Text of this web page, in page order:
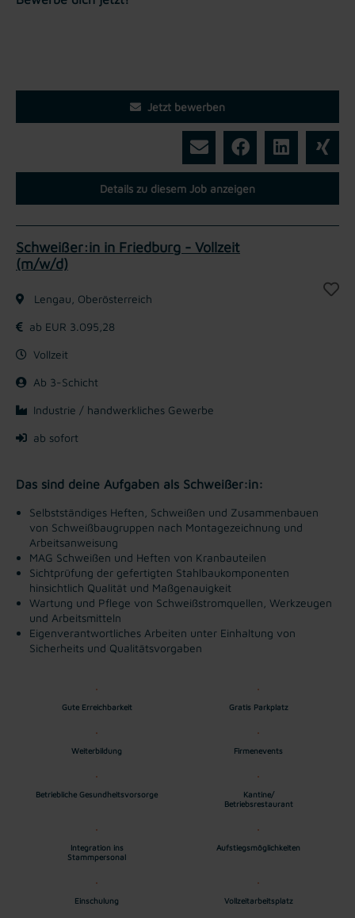
Jetzt bewerben
Details zu diesem Job anzeigen
Schweißer:in in Friedburg - Vollzeit
(m/w/d)
Lengau, Oberösterreich
ab EUR 3.095,28
Vollzeit
Ab 3-Schicht
Industrie / handwerkliches Gewerbe
ab sofort
Das sind deine Aufgaben als Schweißer:in:
Selbstständiges Heften, Schweißen und Zusammenbauen
von Schweißbaugruppen nach Montagezeichnung und
Arbeitsanweisung
MAG Schweißen und Heften von Kranbauteilen
Sichtprüfung der gefertigten Stahlbaukomponenten
hinsichtlich Qualität und Maßgenauigkeit
Wartung und Pflege von Schweißstromquellen, Werkzeugen
und Arbeitsmitteln
Eigenverantwortliches Arbeiten unter Einhaltung von
Sicherheits und Qualitätsvorgaben
Gute Erreichbarkeit Gratis Parkplatz
Weiterbildung Firmenevents
Betriebliche Gesundheitsvorsorge
Kantine/
Betriebsrestaurant
Integration ins
Stammpersonal
Aufstiegsmöglichkeiten
Einschulung Vollzeitarbeitsplatz